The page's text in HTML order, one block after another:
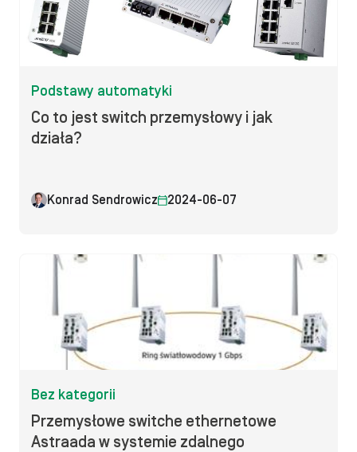
Podstawy automatyki
Co to jest switch przemysłowy i jak
działa?
Konrad Sendrowicz 2024-06-07
Bez kategorii
Przemysłowe switche ethernetowe
Astraada w systemie zdalnego